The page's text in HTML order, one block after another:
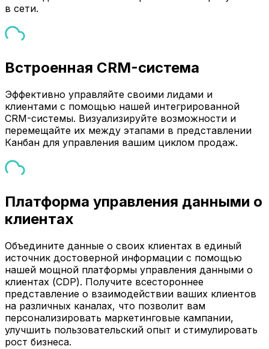
в сети.
Встроенная CRM-система
Эффективно управляйте своими лидами и
клиентами с помощью нашей интегрированной
CRM-системы. Визуализируйте возможности и
перемещайте их между этапами в представлении
Канбан для управления вашим циклом продаж.
Платформа управления данными о
клиентах
Объедините данные о своих клиентах в единый
источник достоверной информации с помощью
нашей мощной платформы управления данными о
клиентах (CDP). Получите всестороннее
представление о взаимодействии ваших клиентов
на различных каналах, что позволит вам
персонализировать маркетинговые кампании,
улучшить пользовательский опыт и стимулировать
рост бизнеса.